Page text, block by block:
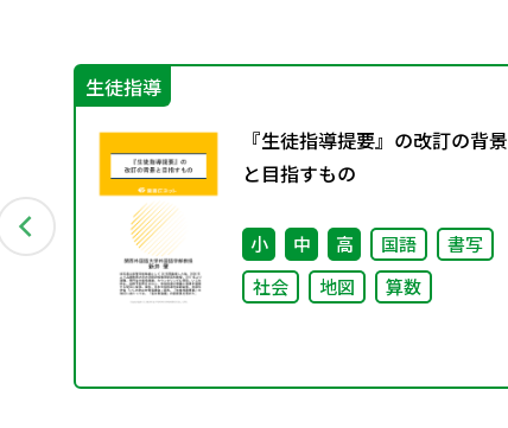
生徒指導
『生徒指導提要』の改訂の背景
と目指すもの
小 中 高 国語
書写
社会
地図 算数